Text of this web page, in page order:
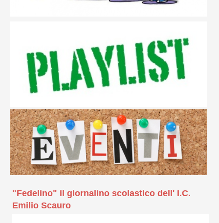
"Fedelino" il giornalino scolastico dell' I.C.
Emilio Scauro